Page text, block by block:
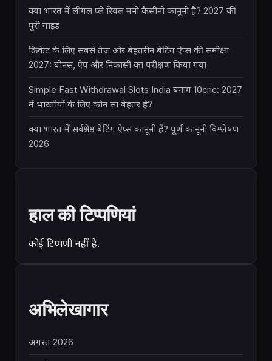
क्या भारत में लीगल प्ले रियल मनी कैसीनो कानूनी है? 2027 की
पूरी गाइड
क्रिकेट के लिए सबसे तेज़ और बेहतरीन बेटिंग ऐप्स की समीक्षा
2027: बोनस, ऐप और निकासी का परीक्षण किया गया
Simple Fast Withdrawal Slots India बनाम 10cric: 2027
में भारतीयों के लिए कौन सा बेहतर है?
क्या भारत में सर्वश्रेष्ठ बेटिंग ऐप्स कानूनी हैं? पूर्ण कानूनी विश्लेषण
2026
हाल की टिप्पणियां
कोई टिप्पणी नहीं है.
अभिलेखागार
अगस्त 2026